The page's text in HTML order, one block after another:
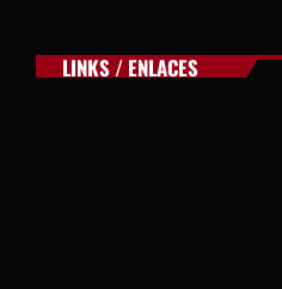
LINKS / ENLACES